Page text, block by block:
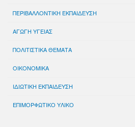
ΠΕΡΙΒΑΛΛΟΝΤΙΚΗ ΕΚΠΑΙΔΕΥΣΗ
ΑΓΩΓΗ ΥΓΕΙΑΣ
ΠΟΛΙΤΙΣΤΙΚΑ ΘΕΜΑΤΑ
ΟΙΚΟΝΟΜΙΚΑ
ΙΔΙΩΤΙΚΗ ΕΚΠΑΙΔΕΥΣΗ
ΕΠΙΜΟΡΦΩΤΙΚΟ ΥΛΙΚΟ